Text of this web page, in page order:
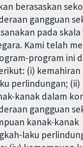
berasaskan
gangguan
pada skala
Kami telah
program ini
(i)
perlindungan; (ii)
kanak dalam
gangguan
kanak-kanak
laku